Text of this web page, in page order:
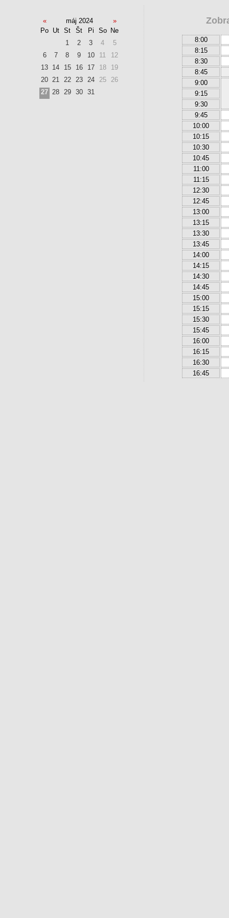
8:00
8:15
8:30
8:45
9:00
9:15
9:30
9:45
10:00
10:15
10:30
10:45
11:00
11:15
12:30
12:45
13:00
13:15
13:30
13:45
14:00
14:15
14:30
14:45
15:00
15:15
15:30
15:45
16:00
16:15
16:30
16:45
« máj 2024
»
Po Ut St Št Pi So
Ne
1
2 3 4
5
6
7 8 9 10 11
12
13 14 15 16 17 18
19
20 21 22 23 24 25
26
27 28 29 30 31